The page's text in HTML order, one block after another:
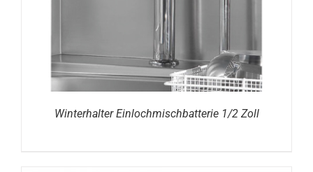
Winterhalter Einlochmischbatterie 1/2 Zoll